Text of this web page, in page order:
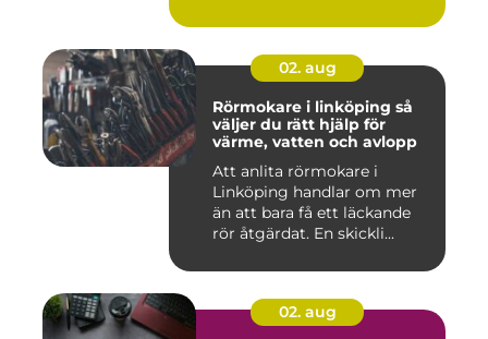
02. aug
Rörmokare i linköping så
väljer du rätt hjälp för
värme, vatten och avlopp
Att anlita rörmokare i
Linköping handlar om mer
än att bara få ett läckande
rör åtgärdat. En skickli...
02. aug